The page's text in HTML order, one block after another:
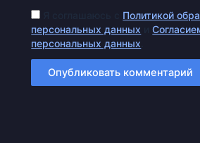
Политикой
персональных данных и
персональных данных